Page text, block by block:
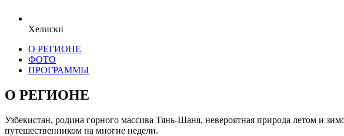
Хелиски
О РЕГИОНЕ
ФОТО
ПРОГРАММЫ
О РЕГИОНЕ
Узбекистан, родина горного массива Тянь-Шаня, невероятная природа летом и
путешественником на многие недели.